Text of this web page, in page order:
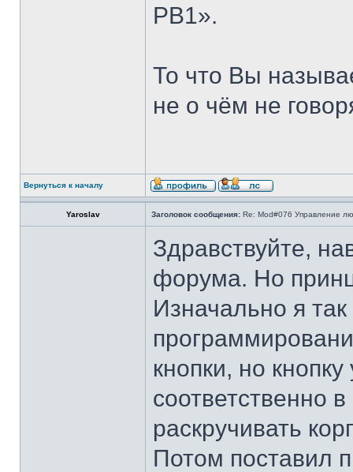
РВ1».
То что Вы
не о чём не
Вернуться к началу
Yaroslav Заголовок сообщения: Re: Mod#076 Управление
Здравствуйте,
форума. Но
Изначально я
кнопки, но
соответственно
раскручивать
Потом поставил